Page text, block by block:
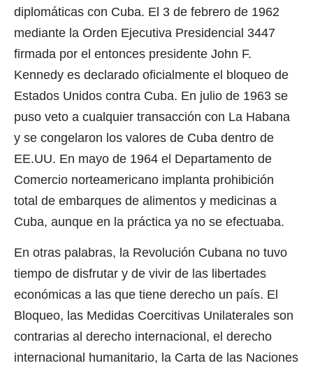
diplomáticas con Cuba. El 3 de febrero de 1962
mediante la Orden Ejecutiva Presidencial 3447
firmada por el entonces presidente John F.
Kennedy es declarado oficialmente el bloqueo de
Estados Unidos contra Cuba. En julio de 1963 se
puso veto a cualquier transacción con La Habana
y se congelaron los valores de Cuba dentro de
EE.UU. En mayo de 1964 el Departamento de
Comercio norteamericano implanta prohibición
total de embarques de alimentos y medicinas a
Cuba, aunque en la práctica ya no se efectuaba.
En otras palabras, la Revolución Cubana no tuvo
tiempo de disfrutar y de vivir de las libertades
económicas a las que tiene derecho un país. El
Bloqueo, las Medidas Coercitivas Unilaterales son
contrarias al derecho internacional, el derecho
internacional humanitario, la Carta de las Naciones